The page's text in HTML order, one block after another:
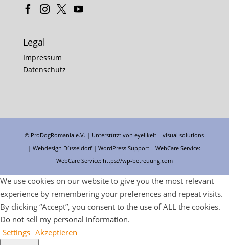
Legal
Impressum
Datenschutz
© ProDogRomania e.V. | Unterstützt voneyelikeit – visual solutions
| Webdesign Düsseldorf |WordPress Support – WebCare Service:
WebCare Service: https://wp-betreuung.com
We use cookies on our website to give you the most relevant
experience by remembering your preferences and repeat visits.
By clicking “Accept”, you consent to the use of ALL the cookies.
Do not sell my personal information.
Settings Akzeptieren